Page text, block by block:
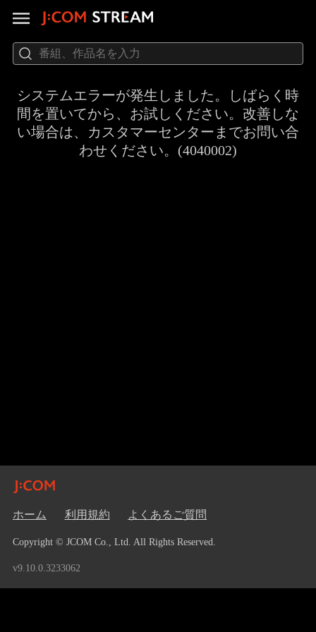
システムエラーが発生しました。しばらく時
間を置いてから、お試しください。改善しな
い場合は、カスタマーセンターまでお問い合
わせください。(4040002)
ホーム 利用規約 よくあるご質問
Copyright © JCOM Co., Ltd. All Rights Reserved.
v9.10.0.3233062